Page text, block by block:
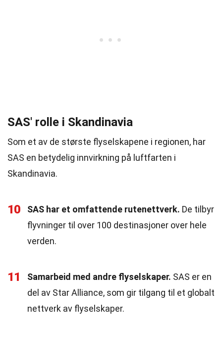
SAS' rolle i Skandinavia
Som et av de største flyselskapene i regionen, har
SAS en betydelig innvirkning på luftfarten i
Skandinavia.
10 SAS har et omfattende rutenettverk. De tilbyr
flyvninger til over 100 destinasjoner over hele
verden.
11 Samarbeid med andre flyselskaper. SAS er en
del av Star Alliance, som gir tilgang til et globalt
nettverk av flyselskaper.